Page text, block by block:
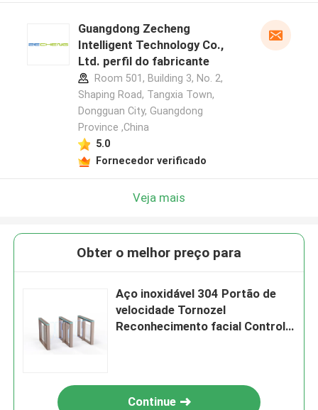
Guangdong Zecheng
Intelligent Technology Co.,
Ltd. perfil do fabricante
Room 501, Building 3, No. 2,
Shaping Road, Tangxia Town,
Dongguan City, Guangdong
Province ,China
5.0
Fornecedor verificado
Veja mais
Obter o melhor preço para
Aço inoxidável 304 Portão de
velocidade Tornozel
Reconhecimento facial Controle
Continue